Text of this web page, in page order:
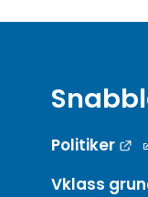
Politiker
Vklass